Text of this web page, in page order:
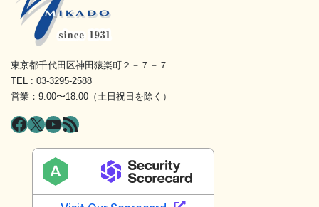
東京都千代田区神田猿楽町２－７－７
TEL : 03-3295-2588
営業：9:00〜18:00（土日祝日を除く）
Facebook
X YouTube
RSS フィード